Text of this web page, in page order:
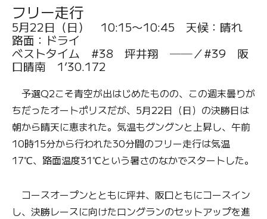
フリー走行
5月22日（日） 10:15〜10:45 天候：晴れ
路面：ドライ
ベストタイム #38 坪井翔 ──／#39 阪
口晴南 1’30.172
予選Q2こそ青空が出はじめたものの、この週末曇りが
ちだったオートポリスだが、5月22日（日）の決勝日は
朝から晴天に恵まれた。気温もグングンと上昇し、午前
10時15分から行われた30分間のフリー走行は気温
17℃、路面温度31℃という暑さのなかでスタートした。
コースオープンとともに坪井、阪口ともにコースイン
し、決勝レースに向けたロングランのセットアップを進